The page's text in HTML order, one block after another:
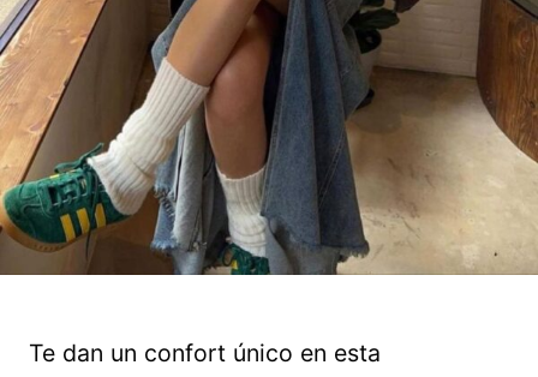
Te dan un confort único en esta